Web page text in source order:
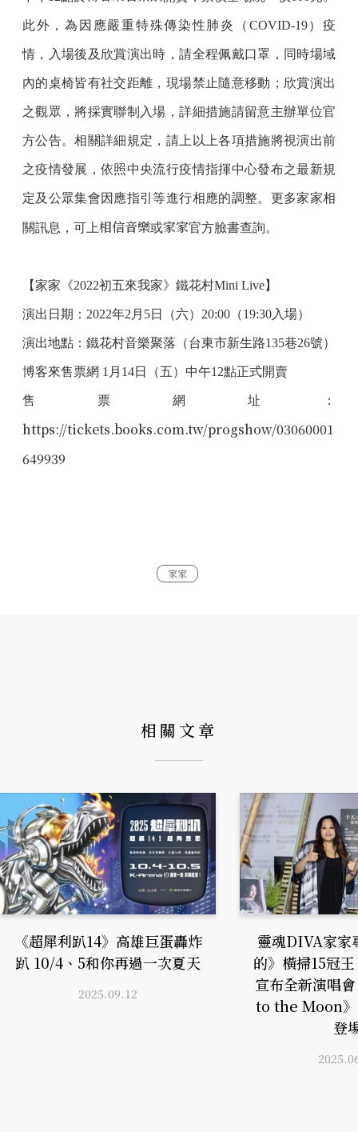
此外，為因應嚴重特殊傳染性肺炎（COVID-19）疫
情，入場後及欣賞演出時，請全程佩戴口罩，同時場域
內的桌椅皆有社交距離，現場禁止隨意移動；欣賞演出
之觀眾，將採實聯制入場，詳細措施請留意主辦單位官
方公告。相關詳細規定，請上以上各項措施將視演出前
之疫情發展，依照中央流行疫情指揮中心發布之最新規
定及公眾集會因應指引等進行相應的調整。更多家家相
關訊息，可上相信音樂或家家官方臉書查詢。
【家家《2022初五來我家》鐵花村Mini Live】
演出日期：2022年2月5日（六）20:00（19:30入場）
演出地點：鐵花村音樂聚落（台東市新生路135巷26號）
博客來售票網 1月14日（五）中午12點正式開賣
售票網址：
https://tickets.books.com.tw/progshow/03060001
649939
家家
相關文章
《超犀利趴14》高雄巨蛋轟炸
趴 10/4、5和你再過一次夏天
2025.09.12
靈魂DIVA家家
的》橫掃15冠
宣布全新演唱
to the Moon》
登